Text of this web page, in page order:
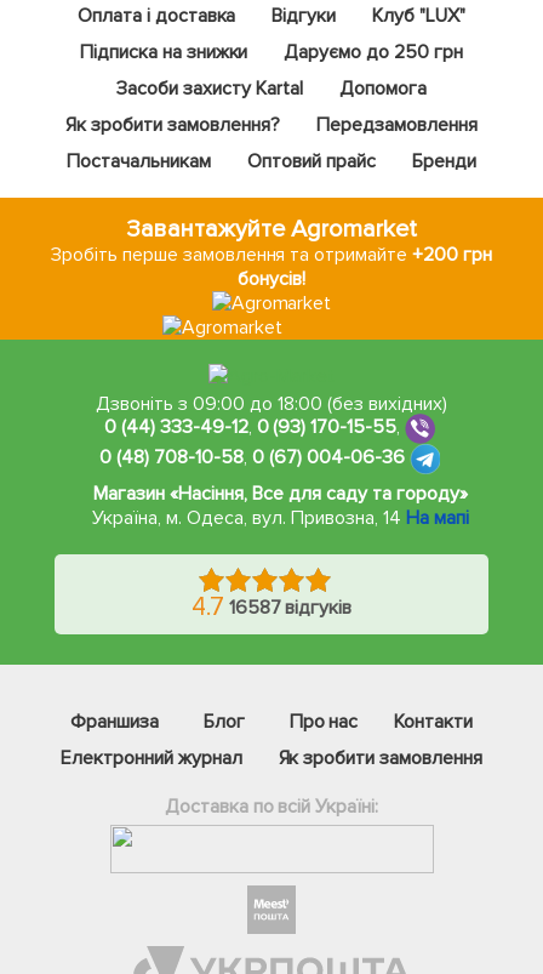
Оплата і доставка
Відгуки
Клуб "LUX"
Підписка на знижки
Даруємо до 250 грн
Засоби захисту Kartal
Допомога
Як зробити замовлення?
Передзамовлення
Постачальникам
Оптовий прайс Бренди
Завантажуйте Agromarket
Зробіть перше замовлення та отримайте+200 грн
бонусів!
Дзвоніть з 09:00 до 18:00 (без вихідних)
0 (44) 333-49-12, 0 (93) 170-15-55,
0 (48) 708-10-58, 0 (67) 004-06-36
Магазин «Насіння, Все для саду та городу»
Україна, м. Одеса,вул. Привозна, 14 На мапі
4.7 16587 відгуків
Франшиза Блог Про нас
Контакти
Електронний журнал
Як зробити замовлення
Доставка по всій Україні: